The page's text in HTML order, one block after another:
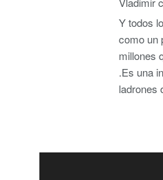
Y todos
como un
millones
.Es una
ladrones